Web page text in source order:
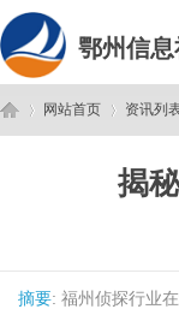
鄂州信息
网站首页 资讯列
揭
摘要: 福州侦探行业